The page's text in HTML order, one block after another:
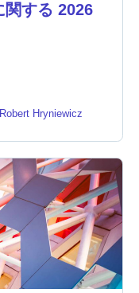
する 2026
Robert Hryniewicz